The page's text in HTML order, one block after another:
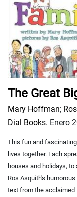
The Great
Mary Hoffman;
Dial Books. Enero
This fun and
lives together. Each
houses and holidays,
Ros Asquith's
text from the acclaimed